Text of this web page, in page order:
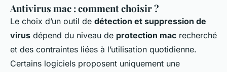
Antivirus mac : comment choisir ?
Le choix d’un outil de détection et suppression de
virus dépend du niveau de protection mac recherché
et des contraintes liées à l’utilisation quotidienne.
Certains logiciels proposent uniquement une